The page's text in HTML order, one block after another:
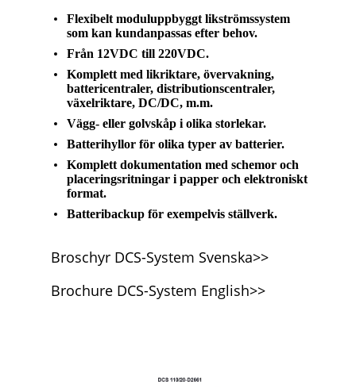
Flexibelt moduluppbyggt likströmssystem
som kan kundanpassas efter behov.
Från 12VDC till 220VDC.
Komplett med likriktare, övervakning,
battericentraler, distributionscentraler,
växelriktare, DC/DC, m.m.
Vägg- eller golvskåp i olika storlekar.
Batterihyllor för olika typer av batterier.
Komplett dokumentation med schemor och
placeringsritningar i papper och elektroniskt
format.
Batteribackup för exempelvis ställverk.
Broschyr DCS-System Svenska>>
Brochure DCS-System English>>